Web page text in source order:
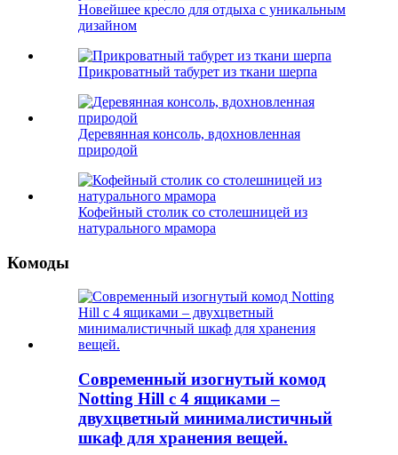
Новейшее кресло для отдыха с уникальным
дизайном
Прикроватный табурет из ткани шерпа
Деревянная консоль, вдохновленная
природой
Кофейный столик со столешницей из
натурального мрамора
Комоды
Современный изогнутый комод
Notting Hill с 4 ящиками –
двухцветный минималистичный
шкаф для хранения вещей.